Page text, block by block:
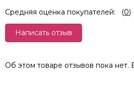
Средняя оценка покупателей: (0)
Написать отзыв
Об этом товаре отзывов пока нет.